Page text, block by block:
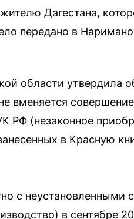
Дагестана,
передано в
области утвердила
вменяется
РФ (незаконное
в Красную
с неустановленными
в сентябре